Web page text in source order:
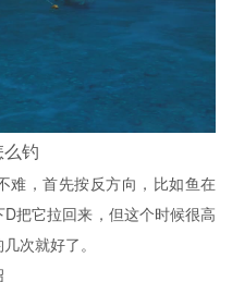
钓
难，首先按反方向，比如鱼在
把它拉回来，但这个时候很高
次就好了。